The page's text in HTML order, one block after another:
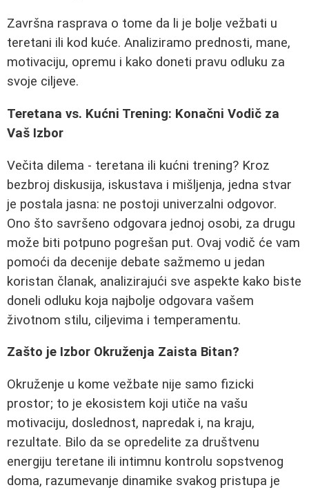
Završna rasprava o tome da li je bolje vežbati u
teretani ili kod kuće. Analiziramo prednosti, mane,
motivaciju, opremu i kako doneti pravu odluku za
svoje ciljeve.
Teretana vs. Kućni Trening: Konačni Vodič za
Vaš Izbor
Večita dilema - teretana ili kućni trening? Kroz
bezbroj diskusija, iskustava i mišljenja, jedna stvar
je postala jasna: ne postoji univerzalni odgovor.
Ono što savršeno odgovara jednoj osobi, za drugu
može biti potpuno pogrešan put. Ovaj vodič će vam
pomoći da decenije debate sažmemo u jedan
koristan članak, analizirajući sve aspekte kako biste
doneli odluku koja najbolje odgovara vašem
životnom stilu, ciljevima i temperamentu.
Zašto je Izbor Okruženja Zaista Bitan?
Okruženje u kome vežbate nije samo fizicki
prostor; to je ekosistem koji utiče na vašu
motivaciju, doslednost, napredak i, na kraju,
rezultate. Bilo da se opredelite za društvenu
energiju teretane ili intimnu kontrolu sopstvenog
doma, razumevanje dinamike svakog pristupa je